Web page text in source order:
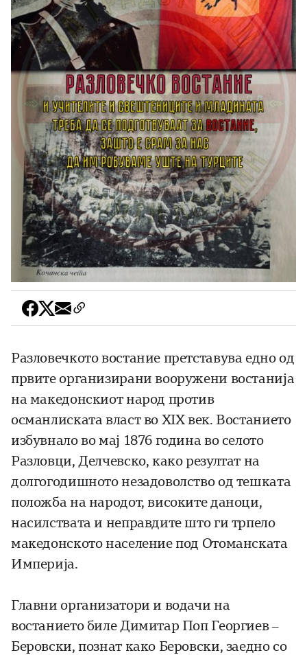
Разловечкото востание претставува едно од
првите организирани вооружени востанија
на македонскиот народ против
османлиската власт во XIX век. Востанието
избувнало во мај 1876 година во селото
Разловци, Делчевско, како резултат на
долгогодишното незадоволство од тешката
положба на народот, високите даноци,
насилствата и неправдите што ги трпело
македонското население под Отоманската
Империја.
Главни организатори и водачи на
востанието биле Димитар Поп Георгиев –
Беровски, познат како Беровски, заедно со